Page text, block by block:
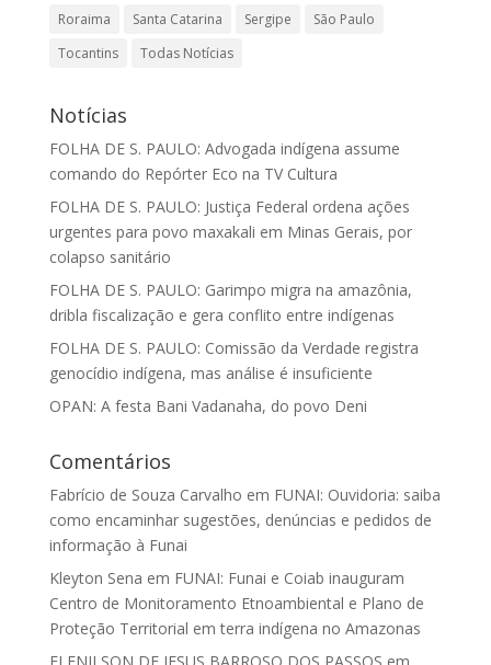
Roraima
Santa Catarina Sergipe
São Paulo
Tocantins
Todas Notícias
Notícias
FOLHA DE S. PAULO: Advogada indígena assume
comando do Repórter Eco na TV Cultura
FOLHA DE S. PAULO: Justiça Federal ordena ações
urgentes para povo maxakali em Minas Gerais, por
colapso sanitário
FOLHA DE S. PAULO: Garimpo migra na amazônia,
dribla fiscalização e gera conflito entre indígenas
FOLHA DE S. PAULO: Comissão da Verdade registra
genocídio indígena, mas análise é insuficiente
OPAN: A festa Bani Vadanaha, do povo Deni
Comentários
Fabrício de Souza Carvalho em FUNAI: Ouvidoria: saiba
como encaminhar sugestões, denúncias e pedidos de
informação à Funai
Kleyton Sena em FUNAI: Funai e Coiab inauguram
Centro de Monitoramento Etnoambiental e Plano de
Proteção Territorial em terra indígena no Amazonas